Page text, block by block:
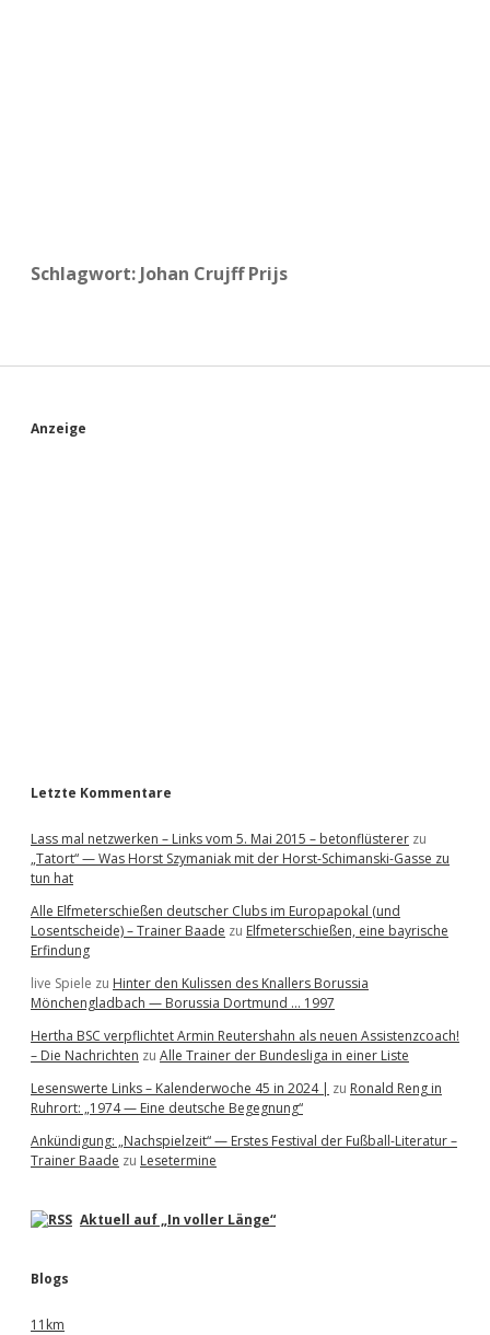
Schlagwort: Johan Crujff Prijs
S
Anzeige
Letzte Kommentare
Lass mal netzwerken – Links vom 5. Mai 2015 – betonflüsterer zu
„Tatort“ — Was Horst Szymaniak mit der Horst-Schimanski-Gasse zu
tun hat
Alle Elfmeterschießen deutscher Clubs im Europapokal (und
Losentscheide) – Trainer Baade zu Elfmeterschießen, eine bayrische
Erfindung
live Spiele zu Hinter den Kulissen des Knallers Borussia
Mönchengladbach — Borussia Dortmund … 1997
Hertha BSC verpflichtet Armin Reutershahn als neuen Assistenzcoach!
– Die Nachrichten zu Alle Trainer der Bundesliga in einer Liste
Lesenswerte Links – Kalenderwoche 45 in 2024 | zu Ronald Reng in
Ruhrort: „1974 — Eine deutsche Begegnung“
Ankündigung: „Nachspielzeit“ — Erstes Festival der Fußball-Literatur –
Trainer Baade zu Lesetermine
Aktuell auf „In voller Länge“
Blogs
11km